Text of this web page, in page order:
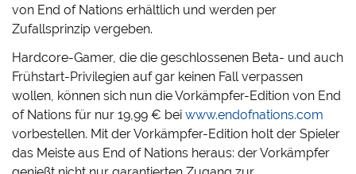
von End of Nations erhältlich und werden per
Zufallsprinzip vergeben.
Hardcore-Gamer, die die geschlossenen Beta- und auch
Frühstart-Privilegien auf gar keinen Fall verpassen
wollen, können sich nun die Vorkämpfer-Edition von End
of Nations für nur 19,99 € beiwww.endofnations.com
vorbestellen. Mit der Vorkämpfer-Edition holt der Spieler
das Meiste aus End of Nations heraus: der Vorkämpfer